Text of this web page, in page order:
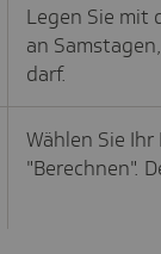
Legen Sie mit
an
darf.
Wählen Sie
"Berechnen".